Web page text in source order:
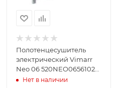
Полотенцесушитель
электрический Vimarr
Neo 06 520NEO0656102
500х600 хром, с
Нет в наличии